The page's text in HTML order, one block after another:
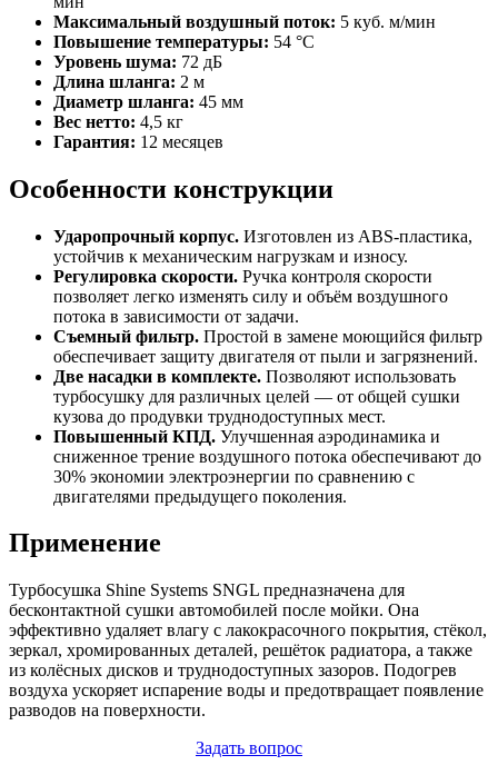
Максимальный воздушный поток: 5 куб. м/мин
Повышение температуры: 54 °C
Уровень шума: 72 дБ
Длина шланга: 2 м
Диаметр шланга: 45 мм
Вес нетто: 4,5 кг
Гарантия: 12 месяцев
Особенности конструкции
Ударопрочный корпус. Изготовлен из ABS-пластика,
устойчив к механическим нагрузкам и износу.
Регулировка скорости. Ручка контроля скорости
позволяет легко изменять силу и объём воздушного
потока в зависимости от задачи.
Съемный фильтр. Простой в замене моющийся фильтр
обеспечивает защиту двигателя от пыли и загрязнений.
Две насадки в комплекте. Позволяют использовать
турбосушку для различных целей — от общей сушки
кузова до продувки труднодоступных мест.
Повышенный КПД. Улучшенная аэродинамика и
сниженное трение воздушного потока обеспечивают до
30% экономии электроэнергии по сравнению с
двигателями предыдущего поколения.
Применение
Турбосушка Shine Systems SNGL предназначена для
бесконтактной сушки автомобилей после мойки. Она
эффективно удаляет влагу с лакокрасочного покрытия, стёкол,
зеркал, хромированных деталей, решёток радиатора, а также
из колёсных дисков и труднодоступных зазоров. Подогрев
воздуха ускоряет испарение воды и предотвращает появление
разводов на поверхности.
Задать вопрос